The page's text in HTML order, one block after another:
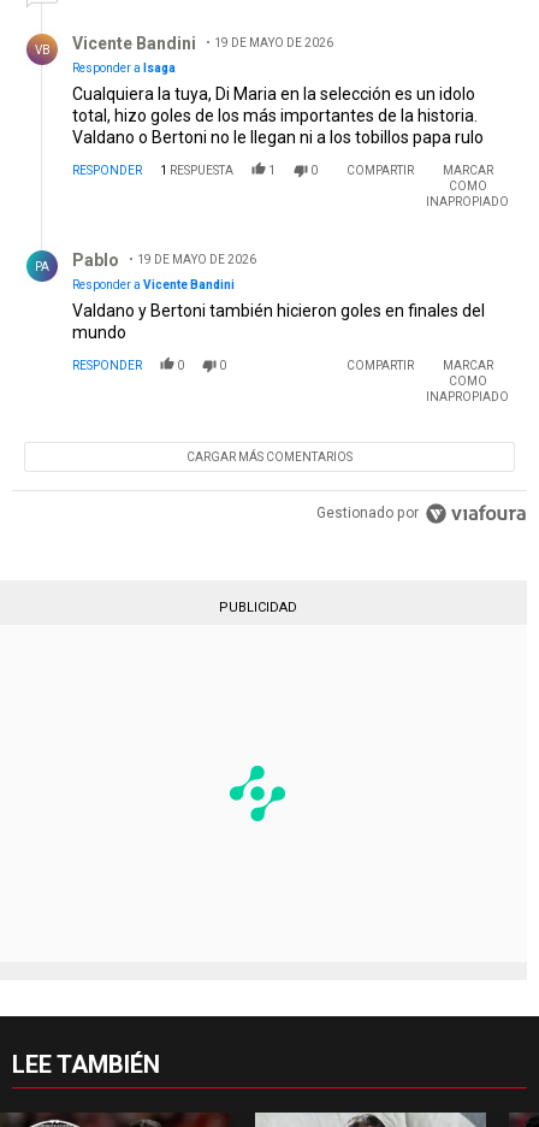
VB Vicente Bandini
19 DE MAYO DE 2026
Responder a
Isaga
Cualquiera la tuya, Di Maria en la selección es un idolo
total, hizo goles de los más importantes de la historia.
Valdano o Bertoni no le llegan ni a los tobillos papa rulo
RESPONDER 1 RESPUESTA 1 0 COMPARTIR
MARCAR
COMO
INAPROPIADO
PA Pablo
19 DE MAYO DE 2026
Responder a Vicente Bandini
Valdano y Bertoni también hicieron goles en finales del
mundo
RESPONDER 0 0 COMPARTIR
MARCAR
COMO
INAPROPIADO
CARGAR MÁS COMENTARIOS
Gestionado por
PUBLICIDAD
LEE TAMBIÉN